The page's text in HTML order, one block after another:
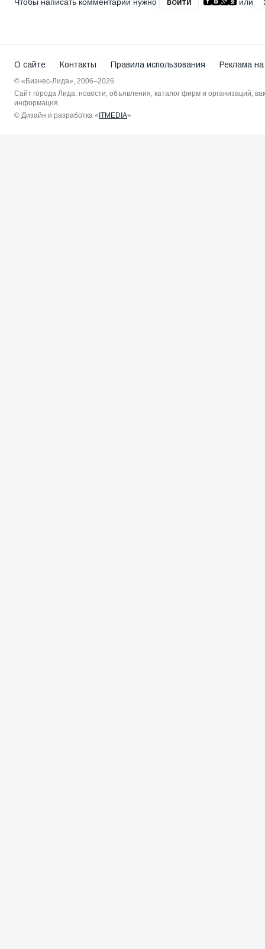
Чтобы написать комментарий нужно ВОЙТИ или
О сайте Контакты Правила использования Реклама
© «Бизнес-Лида», 2006–2026
Сайт города Лида: новости, объявления, каталог фирм и организаций,
информация.
© Дизайн и разработка « ITMEDIA»